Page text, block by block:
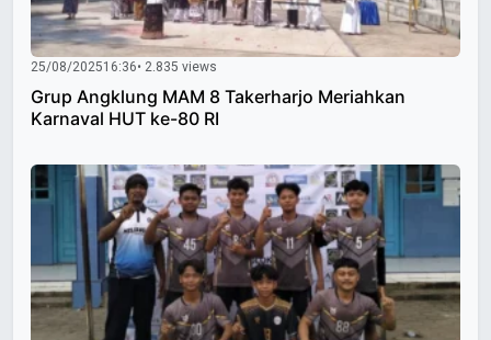
25/08/202516:36• 2.835 views
Grup Angklung MAM 8 Takerharjo Meriahkan
Karnaval HUT ke-80 RI